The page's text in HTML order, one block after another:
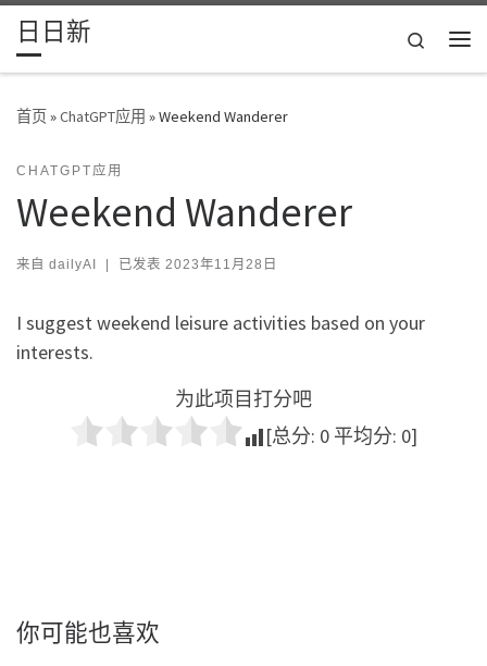
Skip to content
日日新
Search
首页»ChatGPT应用 »Weekend Wanderer
CHATGPT应用
Weekend Wanderer
来自 dailyAI | 已发表 2023年11月28日
I suggest weekend leisure activities based on your
interests.
为此项目打分吧
[总分: 0 平均分: 0]
你可能也喜欢